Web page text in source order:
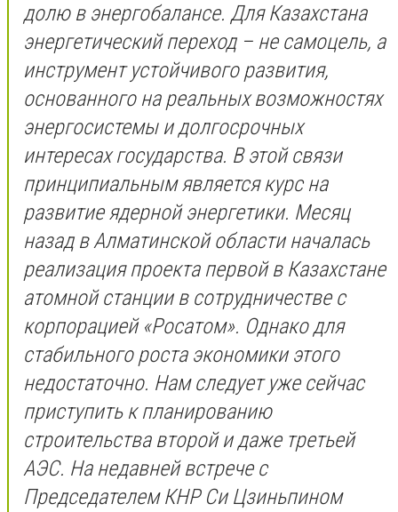
долю в энергобалансе. Для Казахстана
энергетический переход – не самоцель, а
инструмент устойчивого развития,
основанного на реальных возможностях
энергосистемы и долгосрочных
интересах государства. В этой связи
принципиальным является курс на
развитие ядерной энергетики. Месяц
назад в Алматинской области началась
реализация проекта первой в Казахстане
атомной станции в сотрудничестве с
корпорацией «Росатом». Однако для
стабильного роста экономики этого
недостаточно. Нам следует уже сейчас
приступить к планированию
строительства второй и даже третьей
АЭС. На недавней встрече с
Председателем КНР Си Цзиньпином